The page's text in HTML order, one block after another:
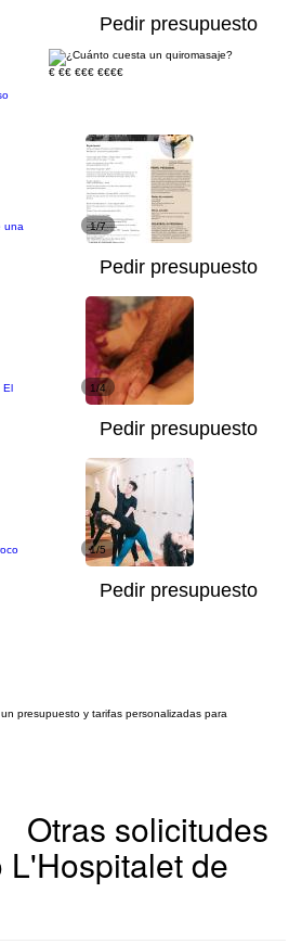
Pedir presupuesto
una
1/7
Pedir presupuesto
El
1/4
Pedir presupuesto
1/5
Pedir presupuesto
€ €€ €€€ €€€€
presupuesto y tarifas personalizadas para
Otras solicitudes
de